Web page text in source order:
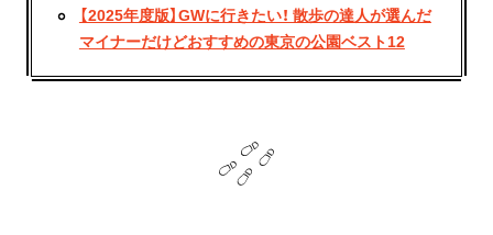
【2025年度版】GWに行きたい！ 散歩の達人が選んだ
マイナーだけどおすすめの東京の公園ベスト12